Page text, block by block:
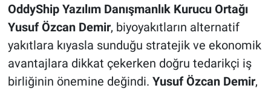
OddyShip Yazılım Danışmanlık Kurucu Ortağı
Yusuf Özcan Demir, biyoyakıtların alternatif
yakıtlara kıyasla sunduğu stratejik ve ekonomik
avantajlara dikkat çekerken doğru tedarikçi iş
birliğinin önemine değindi. Yusuf Özcan Demir,